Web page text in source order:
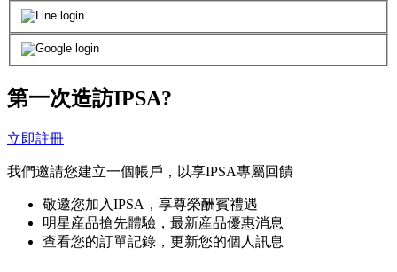
第一次造訪IPSA?
立即註冊
我們邀請您建立一個帳戶，以享IPSA專屬回饋
敬邀您加入IPSA，享尊榮酬賓禮遇
明星産品搶先體驗，最新産品優惠消息
查看您的訂單記錄，更新您的個人訊息